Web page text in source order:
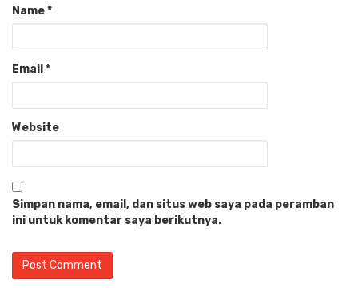
Name*
Email *
Website
Simpan nama, email, dan situs web saya pada peramban
ini untuk komentar saya berikutnya.